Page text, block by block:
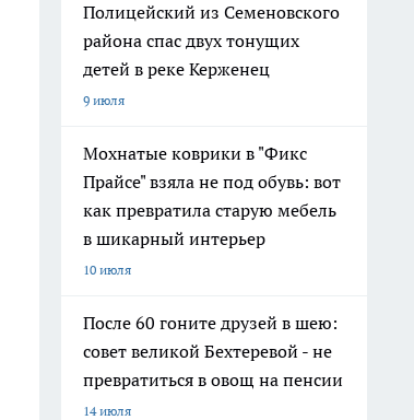
Полицейский из Семеновского
района спас двух тонущих
детей в реке Керженец
9 июля
Мохнатые коврики в "Фикс
Прайсе" взяла не под обувь: вот
как превратила старую мебель
в шикарный интерьер
10 июля
После 60 гоните друзей в шею:
совет великой Бехтеревой - не
превратиться в овощ на пенсии
14 июля